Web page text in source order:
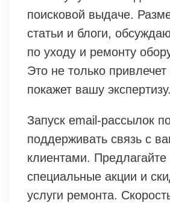
поисковой выдаче.
статьи и блоги,
по уходу и ремонту
Это не только
покажет вашу экспертизу.
Запуск email-рассылок
поддерживать связь с
клиентами. Предлагайте
специальные акции и
услуги ремонта.